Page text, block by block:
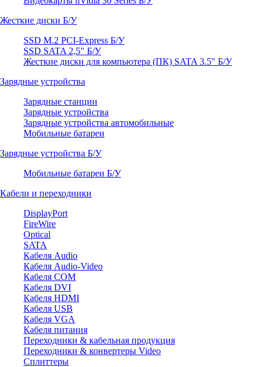
Жесткие диски Б/У
SSD M.2 PCI-Express Б/У
SSD SATA 2,5" Б/У
Жесткие диски для компьютера (ПК) SATA 3.5" Б/У
Зарядные устройства
Зарядные станции
Зарядные устройства
Зарядные устройства автомобильные
Мобильные батареи
Зарядные устройства Б/У
Мобильные батареи Б/У
Кабели и переходники
DisplayPort
FireWire
Optical
SATA
Кабеля Audio
Кабеля Audio-Video
Кабеля COM
Кабеля DVI
Кабеля HDMI
Кабеля USB
Кабеля VGA
Кабеля питания
Переходники & кабельная продукция
Переходники & конвертеры Video
Сплиттеры